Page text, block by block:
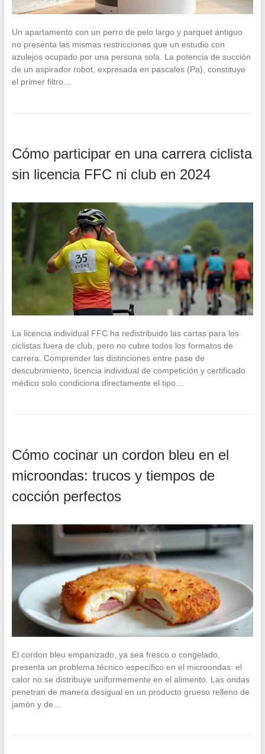
Un apartamento con un perro de pelo largo y parquet antiguo
no presenta las mismas restricciones que un estudio con
azulejos ocupado por una persona sola. La potencia de succión
de un aspirador robot, expresada en pascales (Pa), constituye
el primer filtro…
Cómo participar en una carrera ciclista
sin licencia FFC ni club en 2024
La licencia individual FFC ha redistribuido las cartas para los
ciclistas fuera de club, pero no cubre todos los formatos de
carrera. Comprender las distinciones entre pase de
descubrimiento, licencia individual de competición y certificado
médico solo condiciona directamente el tipo…
Cómo cocinar un cordon bleu en el
microondas: trucos y tiempos de
cocción perfectos
El cordon bleu empanizado, ya sea fresco o congelado,
presenta un problema técnico específico en el microondas: el
calor no se distribuye uniformemente en el alimento. Las ondas
penetran de manera desigual en un producto grueso relleno de
jamón y de…